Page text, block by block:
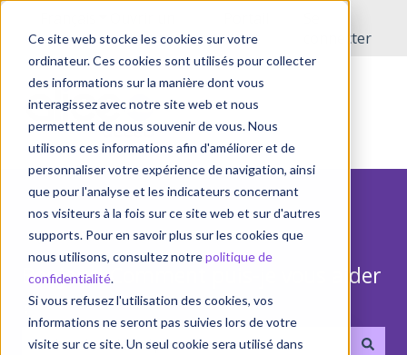
Ce site web stocke les cookies sur votre
ordinateur. Ces cookies sont utilisés pour collecter
des informations sur la manière dont vous
interagissez avec notre site web et nous
permettent de nous souvenir de vous. Nous
utilisons ces informations afin d'améliorer et de
personnaliser votre expérience de navigation, ainsi
que pour l'analyse et les indicateurs concernant
nos visiteurs à la fois sur ce site web et sur d'autres
supports. Pour en savoir plus sur les cookies que
nous utilisons, consultez notrepolitique de
confidentialité.
Si vous refusez l'utilisation des cookies, vos
informations ne seront pas suivies lors de votre
visite sur ce site. Un seul cookie sera utilisé dans
incident
client
connecter
Bonjour! Comment puis-je vous aider
?